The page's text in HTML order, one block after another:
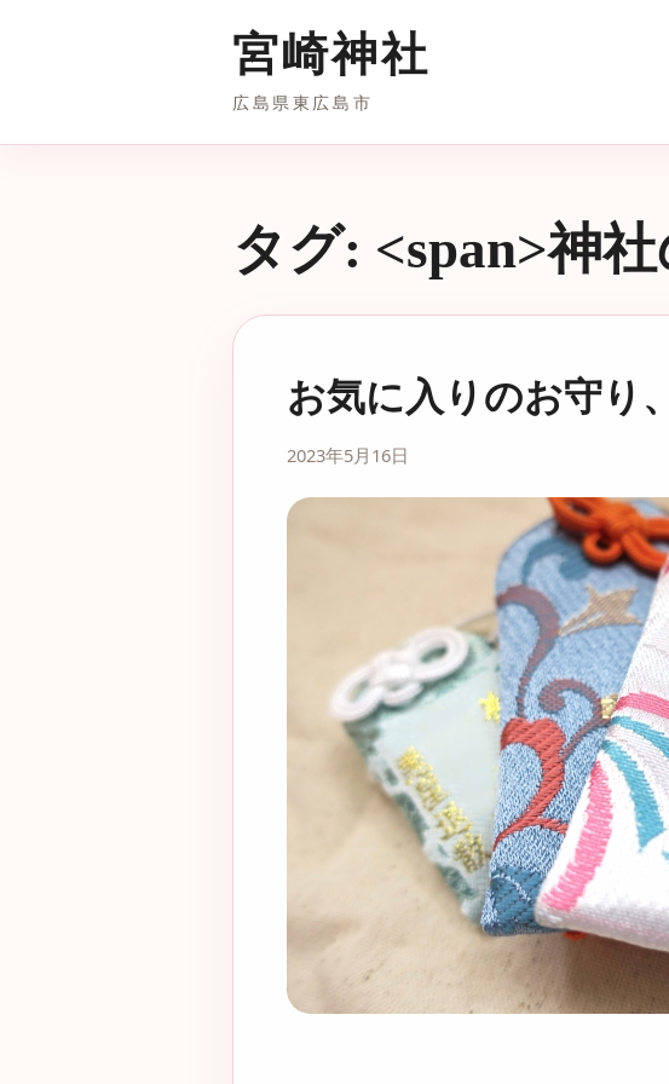
宮崎神社
広島県東広島市
タグ: <span>神
お気に入りのお守り
2023年5月16日